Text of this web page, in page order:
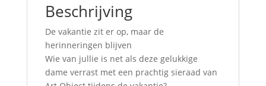
Beschrijving
De vakantie zit er op, maar de
herinneringen blijven
Wie van jullie is net als deze gelukkige
dame verrast met een prachtig sieraad van